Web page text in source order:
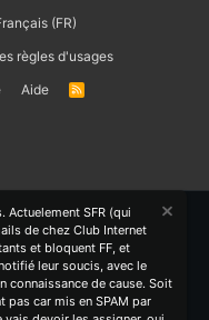
(FR)
règles d'usages
Aide
R
Actuelement SFR (qui
de chez Club Internet
et bloquent FF, et
leur soucis, avec le
connaissance de cause. Soit
pas car mis en SPAM par